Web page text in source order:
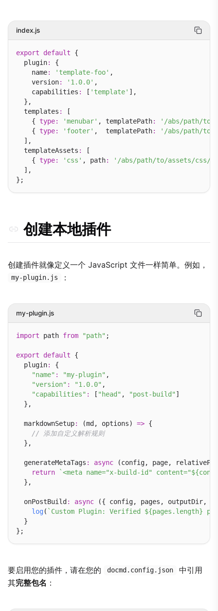
index.js
export default {
  plugin
:
{
    name
: 'template-foo' ,
    version
: '1.0.0' ,
    capabilities
: [ 'template' ],
  },
  templates
:
[
    {
type: 'menubar' , templatePath:
'/abs/path/to/
    {
type: 'footer' ,  templatePath:
'/abs/path/to/
  ],
  templateAssets
:
[
    {
type: 'css' , path:
'/abs/path/to/assets/css/
  ],
创建本地插件
创建插件就像定义一个 JavaScript 文件一样简单。例如，
my-plugin.js ：
my-plugin.js
import path from "path" ;
export default {
  plugin
:
{
"name" : "my-plugin" ,
"version" : "1.0.0" ,
"capabilities" : [ "head" , "post-build" ]
  },
  markdownSetup
: (md, options) => {
// 添加自定义解析规则
  },
  generateMetaTags
: async (config, page,
return
`<meta name="x-build-id"
  },
  onPostBuild
: async ({ config, pages, outputDir,
log( `Custom Plugin: Verified ${pages.length}
  }
要启用您的插件，请在您的 docmd.config.json
中引用
其完整包名 ：